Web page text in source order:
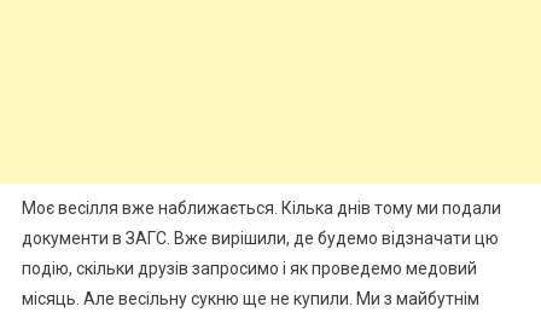
Моє весілля вже наближається. Кілька днів тому ми подали
документи в ЗАГС. Вже вирішили, де будемо відзначати цю
подію, скільки друзів запросимо і як проведемо медовий
місяць. Але весільну сукню ще не купили. Ми з майбутнім